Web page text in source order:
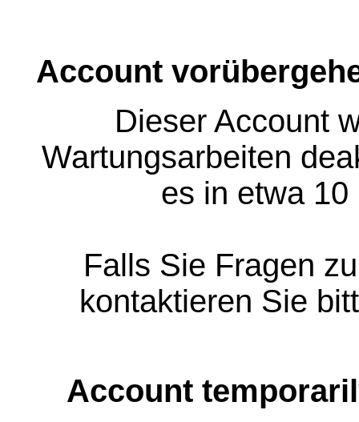
Account
Dieser Account
Wartungsarbeiten
es in etwa
Falls Sie Fragen
kontaktieren Sie
Account